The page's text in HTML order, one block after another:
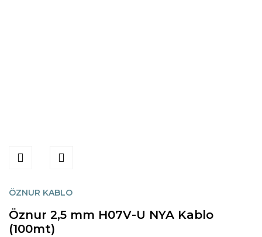
ÖZNUR KABLO
Öznur 2,5 mm H07V-U NYA Kablo
(100mt)